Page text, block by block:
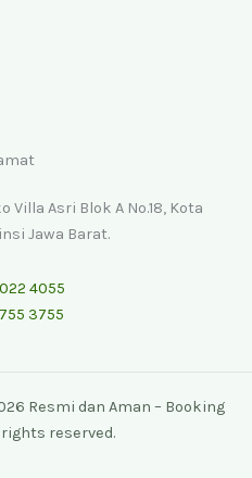
Villa Asri Blok A No.18, Kota
Jawa Barat.
4055
3755
Resmi dan Aman – Booking
reserved.